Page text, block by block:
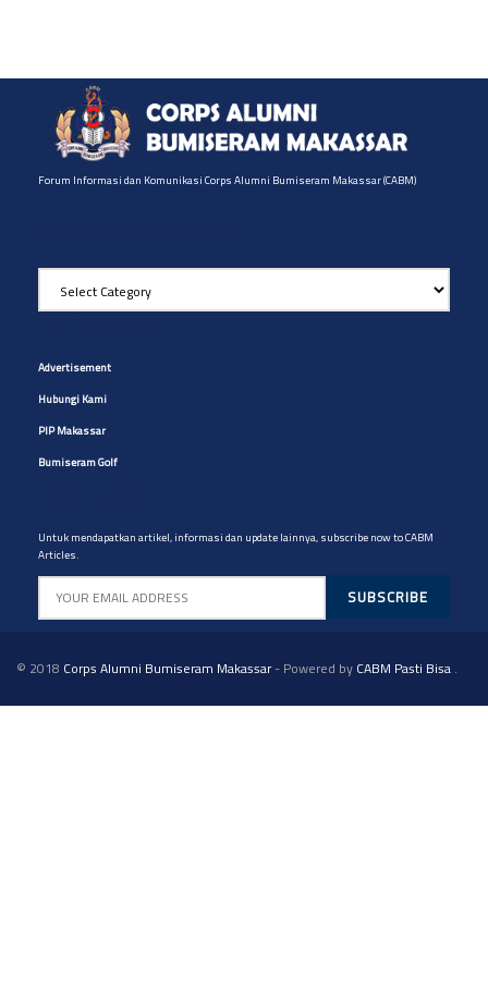
Forum Informasi dan Komunikasi Corps Alumni Bumiseram Makassar (CABM)
Pilih
Artikel
yg
Advertisement
Hubungi Kami
PIP Makassar
Bumiseram Golf
Untuk mendapatkan artikel, informasi dan update lainnya, subscribe now to CABM
Articles.
© 2018 Corps Alumni Bumiseram Makassar- Powered byCABM Pasti Bisa.